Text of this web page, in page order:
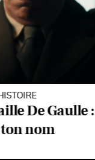
De Gaulle :
ton nom